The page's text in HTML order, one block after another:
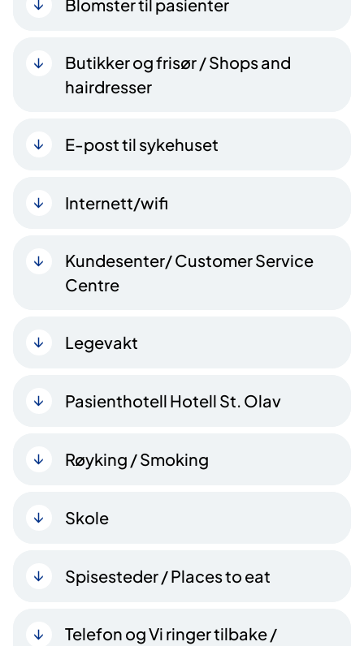
Blomster til pasienter
Butikker og frisør / Shops and
hairdresser
E-post til sykehuset
Internett/wifi
Kundesenter/ Customer Service
Centre
Legevakt
Pasienthotell Hotell St. Olav
Røyking / Smoking
Skole
Spisesteder / Places to eat
Telefon og Vi ringer tilbake /